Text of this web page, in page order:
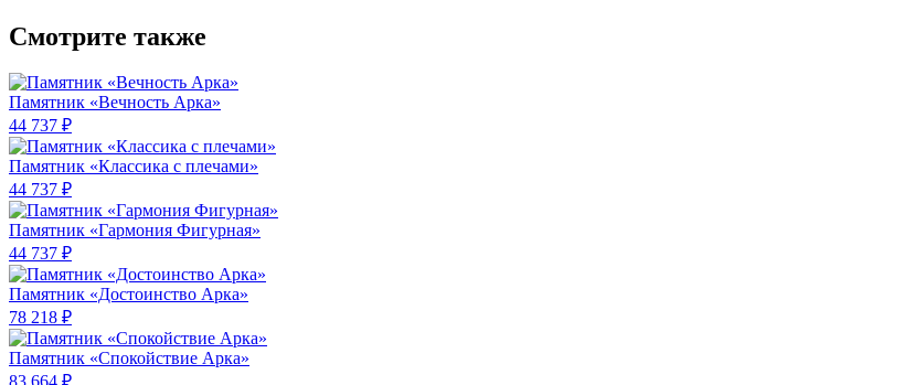
Смотрите также
Памятник «Вечность Арка»
44 737 ₽
Памятник «Классика c плечами»
44 737 ₽
Памятник «Гармония Фигурная»
44 737 ₽
Памятник «Достоинство Арка»
78 218 ₽
Памятник «Спокойствие Арка»